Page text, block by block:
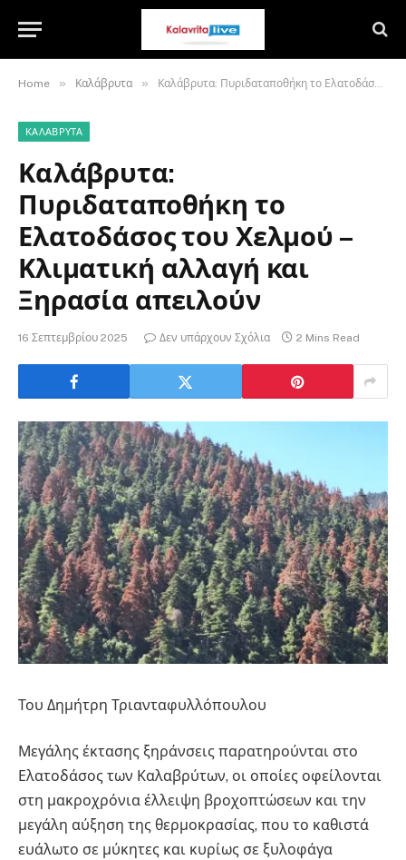
Home » Καλάβρυτα » Καλάβρυτα: Πυριδαταποθήκη το Ελατοδάσος του Χελμού – Κλιματική αλλαγή και Ξηρασία απειλούν
ΚΑΛΆΒΡΥΤΑ
Καλάβρυτα:
Πυριδαταποθήκη το
Ελατοδάσος του Χελμού –
Κλιματική αλλαγή και
Ξηρασία απειλούν
16 Σεπτεμβρίου 2025 Δεν υπάρχουν Σχόλια 2 Mins Read
Του Δημήτρη Τριανταφυλλόπουλου
Μεγάλης έκτασης ξηράνσεις παρατηρούνται στο
Ελατοδάσος των Καλαβρύτων, οι οποίες οφείλονται
στη μακροχρόνια έλλειψη βροχοπτώσεων και την
μεγάλη αύξηση της θερμοκρασίας, που το καθιστά
ευάλωτο σε μύκητες και κυρίως σε ξυλοφάγα